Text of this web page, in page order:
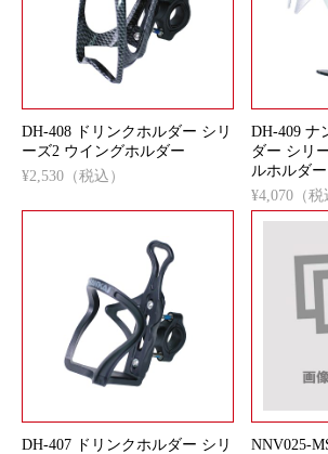
DH-408 ドリンクホルダー シリ
ーズ2 ウイングホルダー
¥2,530（税込）
DH-409 ナ
ダー シリ
ルホルダー
¥4,070（税
DH-407 ドリンクホルダー シリ
NNV025-